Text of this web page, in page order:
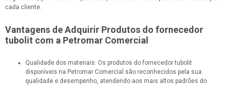
cada cliente.
Vantagens de Adquirir Produtos do fornecedor
tubolit com a Petromar Comercial
Qualidade dos materiais: Os produtos do fornecedor tubolit
disponíveis na Petromar Comercial são reconhecidos pela sua
qualidade e desempenho, atendendo aos mais altos padrões do